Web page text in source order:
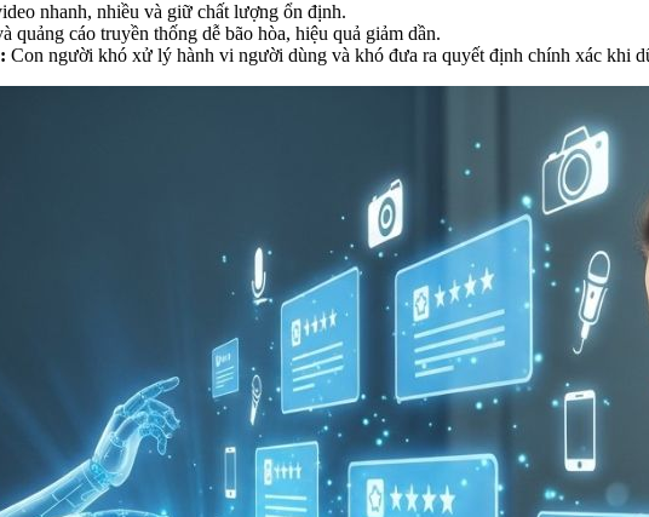
nhanh, nhiều và giữ chất lượng ổn định.
quảng cáo truyền thống dễ bão hòa, hiệu quả giảm dần.
Con người khó xử lý hành vi người dùng và khó đưa ra quyết định chính xác khi